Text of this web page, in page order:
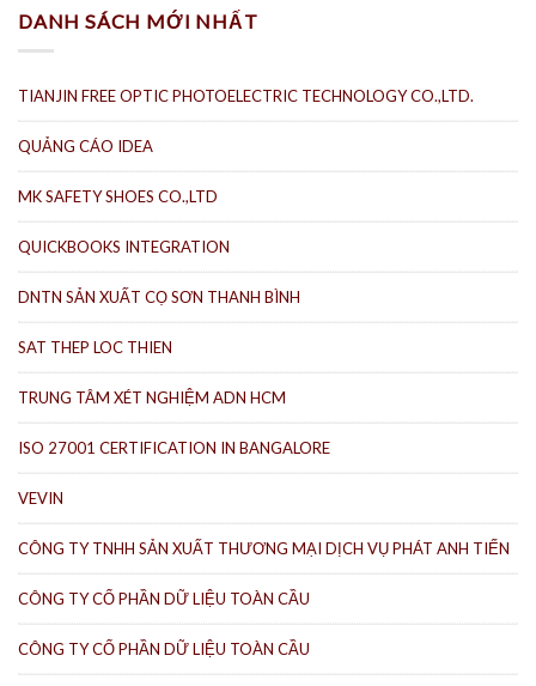
DANH SÁCH MỚI NHẤT
TIANJIN FREE OPTIC PHOTOELECTRIC TECHNOLOGY CO.,LTD.
QUẢNG CÁO IDEA
MK SAFETY SHOES CO.,LTD
QUICKBOOKS INTEGRATION
DNTN SẢN XUẤT CỌ SƠN THANH BÌNH
SAT THEP LOC THIEN
TRUNG TÂM XÉT NGHIỆM ADN HCM
ISO 27001 CERTIFICATION IN BANGALORE
VEVIN
CÔNG TY TNHH SẢN XUẤT THƯƠNG MẠI DỊCH VỤ PHÁT ANH TIẾN
CÔNG TY CỔ PHẦN DỮ LIỆU TOÀN CẦU
CÔNG TY CỔ PHẦN DỮ LIỆU TOÀN CẦU